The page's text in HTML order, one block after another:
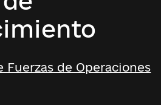
Fuerzas de Operaciones